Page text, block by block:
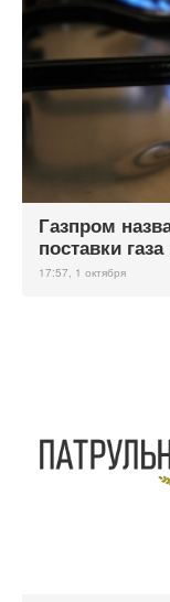
Газпром
поставки
17:57, 1 октября